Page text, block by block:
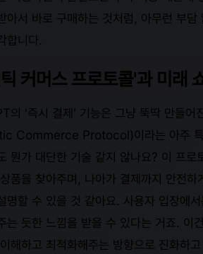
아서 바로 구매하는 것처럼, 아무런 부
합니다.
커머스 프로토콜'과 미래
의 '즉시 결제' 기능은 그냥 뚝딱 만들어
Commerce Protocol)이라는 아주 특
뭔가 대단한 기술 같지 않나요? 이 프
품을 찾아주며, 나아가 결제까지 안전
명할 수 있을 것 같아요. 사용자 입장에
는 듯한 느낌을 받을 수 있다는 거죠. 이
해하고 최적화해주는 방향으로 진화하